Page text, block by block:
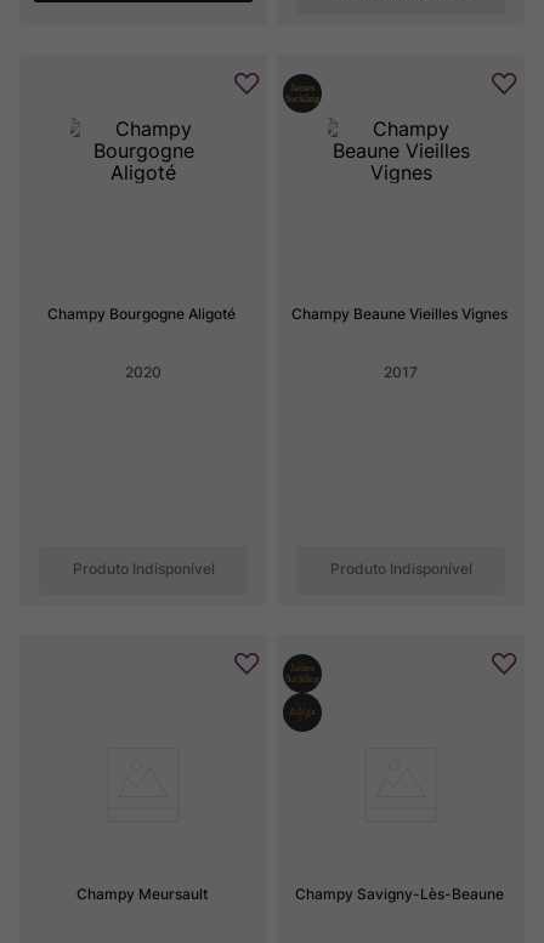
Champy Bourgogne Aligoté
2020
Produto Indisponível
Champy Beaune Vieilles Vignes
2017
Produto Indisponível
Champy Meursault Champy Savigny-Lès-Beaune